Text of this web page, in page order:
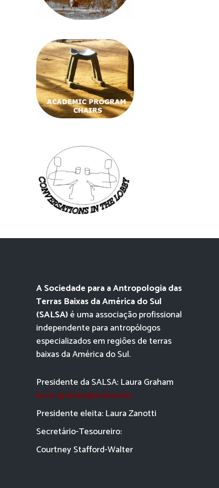
A Sociedade para a Antropologia das
Terras Baixas da América do Sul
(SALSA)é uma associação profissional
independente para antropólogos
especializados em regiões de terras
baixas da América do Sul.
Presidente da SALSA: Laura Graham
laura-graham@uiowa.edu
Presidente eleita: Laura Zanotti
Secretário-Tesoureiro:
Courtney Stafford-Walter